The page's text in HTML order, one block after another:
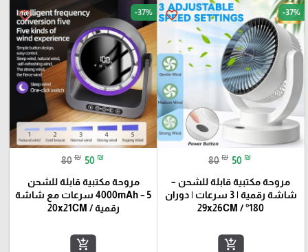
favorite_border -37%
80 ₪ 50 ₪
مروحة مكتبية قابلة للشحن –
شاشة رقمية | 3 سرعات | دوران
180° / 29x26CM
add_shopping_cart
favorite_border -37%
80 ₪ 50 ₪
مروحة مكتبية قابلة للشحن
4000mAh – 5 سرعات مع شاشة
رقمية / 20x21CM
add_shopping_cart